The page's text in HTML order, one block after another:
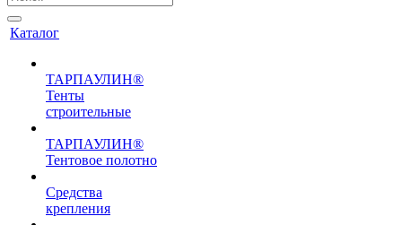
Каталог
ТАРПАУЛИН®
Тенты
строительные
ТАРПАУЛИН®
Тентовое полотно
Средства
крепления